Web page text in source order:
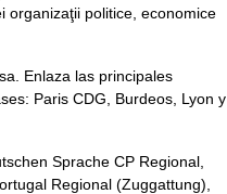
organizaţii politice, economice
Enlaza las principales
Paris CDG, Burdeos, Lyon y
Sprache CP Regional,
Regional (Zuggattung),